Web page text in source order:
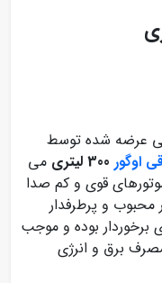
عرضه شده توسط
اوگور
می
قوی و کم صدا
و پرطرفدار
بوده و موجب
برق و انرژی